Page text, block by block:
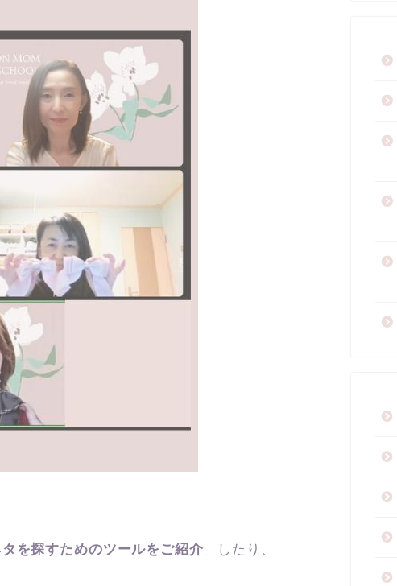
タを探すためのツールをご紹介 」したり、